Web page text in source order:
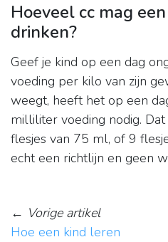
Hoeveel cc mag
drinken?
Geef je kind op een dag
voeding per kilo van zijn
weegt, heeft het op een
milliliter voeding nodig.
flesjes van 75 ml, of 9
echt een richtlijn en geen
← Vorige artikel
Hoe een kind leren